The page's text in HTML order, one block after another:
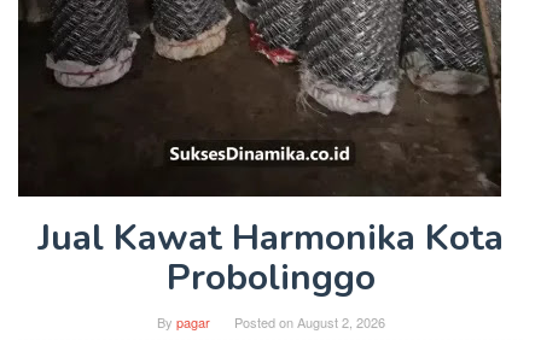
Jual Kawat Harmonika Kota
Probolinggo
By pagar Posted onAugust 2, 2026